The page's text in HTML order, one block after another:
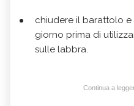
chiudere il barattolo
giorno prima di
sulle labbra.
Continua a